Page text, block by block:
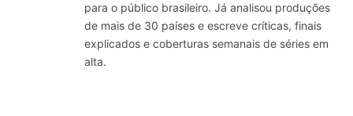
para o público brasileiro. Já analisou produções
de mais de 30 países e escreve críticas, finais
explicados e coberturas semanais de séries em
alta.